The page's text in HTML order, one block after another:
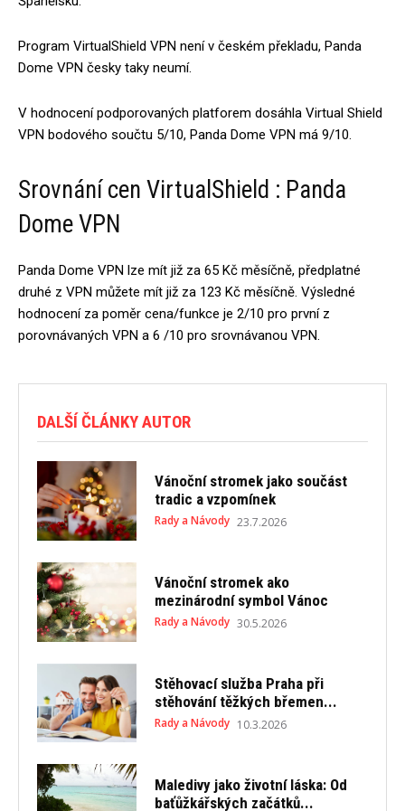
Program VirtualShield VPN není v českém překladu, Panda
Dome VPN česky taky neumí.
V hodnocení podporovaných platforem dosáhla Virtual Shield
VPN bodového součtu 5/10, Panda Dome VPN má 9/10.
Srovnání cen VirtualShield : Panda
Dome VPN
Panda Dome VPN lze mít již za 65 Kč měsíčně, předplatné
druhé z VPN můžete mít již za 123 Kč měsíčně. Výsledné
hodnocení za poměr cena/funkce je 2/10 pro první z
porovnávaných VPN a 6 /10 pro srovnávanou VPN.
DALŠÍ ČLÁNKY AUTOR
Vánoční stromek jako součást
tradic a vzpomínek
Rady a Návody 23.7.2026
Vánoční stromek ako
mezinárodní symbol Vánoc
Rady a Návody 30.5.2026
Stěhovací služba Praha při
stěhování těžkých břemen...
Rady a Návody 10.3.2026
Maledivy jako životní láska: Od
baťůžkářských začátků...